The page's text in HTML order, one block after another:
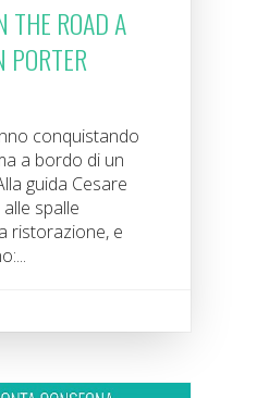
THE ROAD A
PORTER
conquistando
a bordo di un
guida Cesare
spalle
ristorazione, e